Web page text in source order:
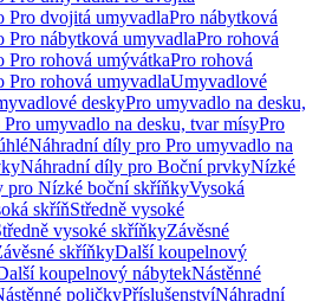
Pro dvojitá umyvadlaPro nábytková
Pro nábytková umyvadlaPro rohová
Pro rohová umývátkaPro rohová
Pro rohová umyvadlaUmyvadlové
deskyPro umyvadlo na desku,
umyvadlo na desku, tvar mísyPro
Náhradní díly pro Pro umyvadlo na
Náhradní díly pro Boční prvkyNízké
pro Nízké boční skříňkyVysoká
skříňStředně vysoké
vysoké skříňkyZávěsné
skříňkyDalší koupelnový
koupelnový nábytekNástěnné
poličkyPříslušenstvíNáhradní